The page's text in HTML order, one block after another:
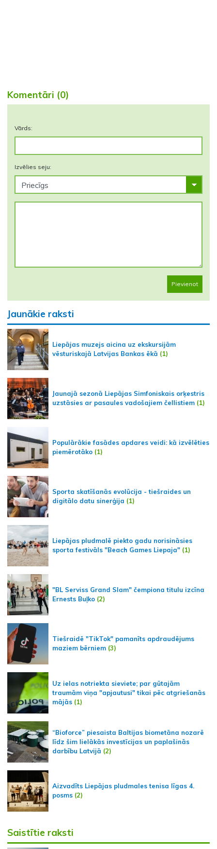
Komentāri (0)
Vārds:
Izvēlies seju:
Pievienot
Jaunākie raksti
Liepājas muzejs aicina uz ekskursijām
vēsturiskajā Latvijas Bankas ēkā (1)
Jaunajā sezonā Liepājas Simfoniskais orķestris
uzstāsies ar pasaules vadošajiem čellistiem (1)
Populārākie fasādes apdares veidi: kā izvēlēties
piemērotāko (1)
Sporta skatīšanās evolūcija - tiešraides un
digitālo datu sinerģija (1)
Liepājas pludmalē piekto gadu norisināsies
sporta festivāls "Beach Games Liepaja" (1)
"BL Serviss Grand Slam" čempiona titulu izcīna
Ernests Buļko (2)
Tiešraidē "TikTok" pamanīts apdraudējums
maziem bērniem (3)
Uz ielas notriekta sieviete; par gūtajām
traumām viņa "apjautusi" tikai pēc atgriešanās
mājās (1)
“Bioforce” piesaista Baltijas biometāna nozarē
līdz šim lielākās investīcijas un paplašinās
darbību Latvijā (2)
Aizvadīts Liepājas pludmales tenisa līgas 4.
posms (2)
Saistītie raksti